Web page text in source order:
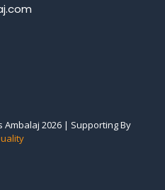
Ambalaj 2026 | Supporting By